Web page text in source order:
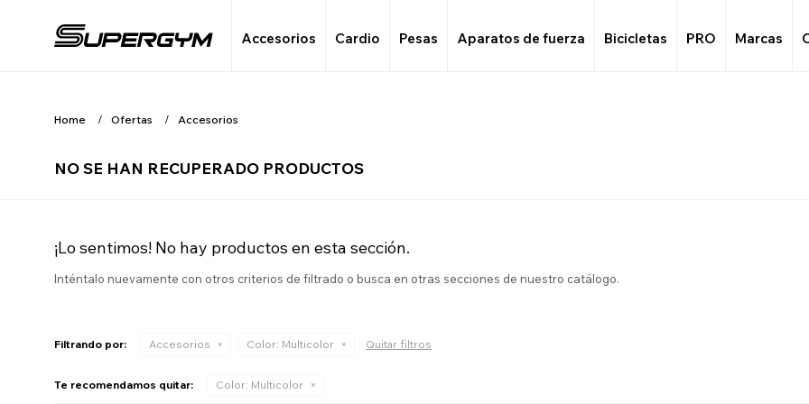
Accesorios Cardio Pesas Aparatos de fuerza Bicicletas PRO Marcas
Home Ofertas Accesorios
NO SE HAN RECUPERADO PRODUCTOS
¡Lo sentimos! No hay productos en esta sección.
Inténtalo nuevamente con otros criterios de filtrado o busca en otras secciones de nuestro catálogo.
Filtrando por: Accesorios Color: Multicolor Quitar filtros
Te recomendamos quitar: Color: Multicolor